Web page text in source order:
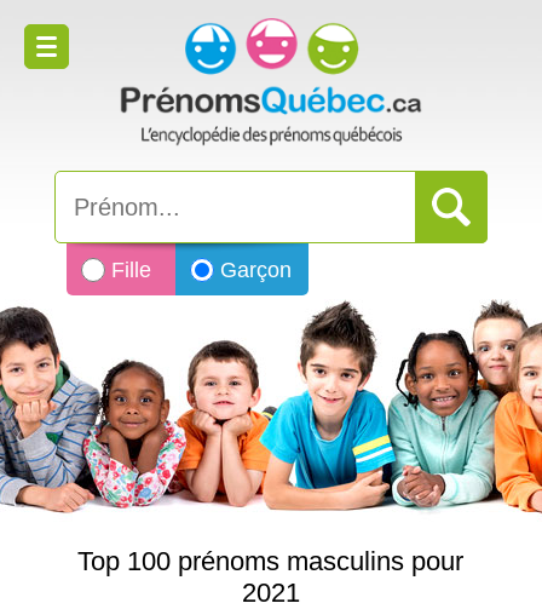
Fille Garçon
Top 100 prénoms masculins pour
2021